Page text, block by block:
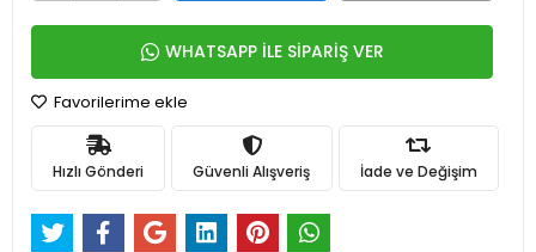
WHATSAPP İLE SİPARİŞ VER
Favorilerime ekle
Hızlı Gönderi Güvenli Alışveriş İade ve Değişim